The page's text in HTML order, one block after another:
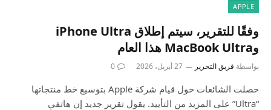
APPLE
وفقًا للتقرير، سيتم إطلاق iPhone Ultra
وMacBook Ultra هذا العام
بواسطة فريق التحرير 27 أبريل، 2026 0
حصلت الشائعات حول قيام شركة Apple بتوسيع خط منتجاتها
“Ultra” على المزيد من التأييد. يقول تقرير جديد إن هاتفي